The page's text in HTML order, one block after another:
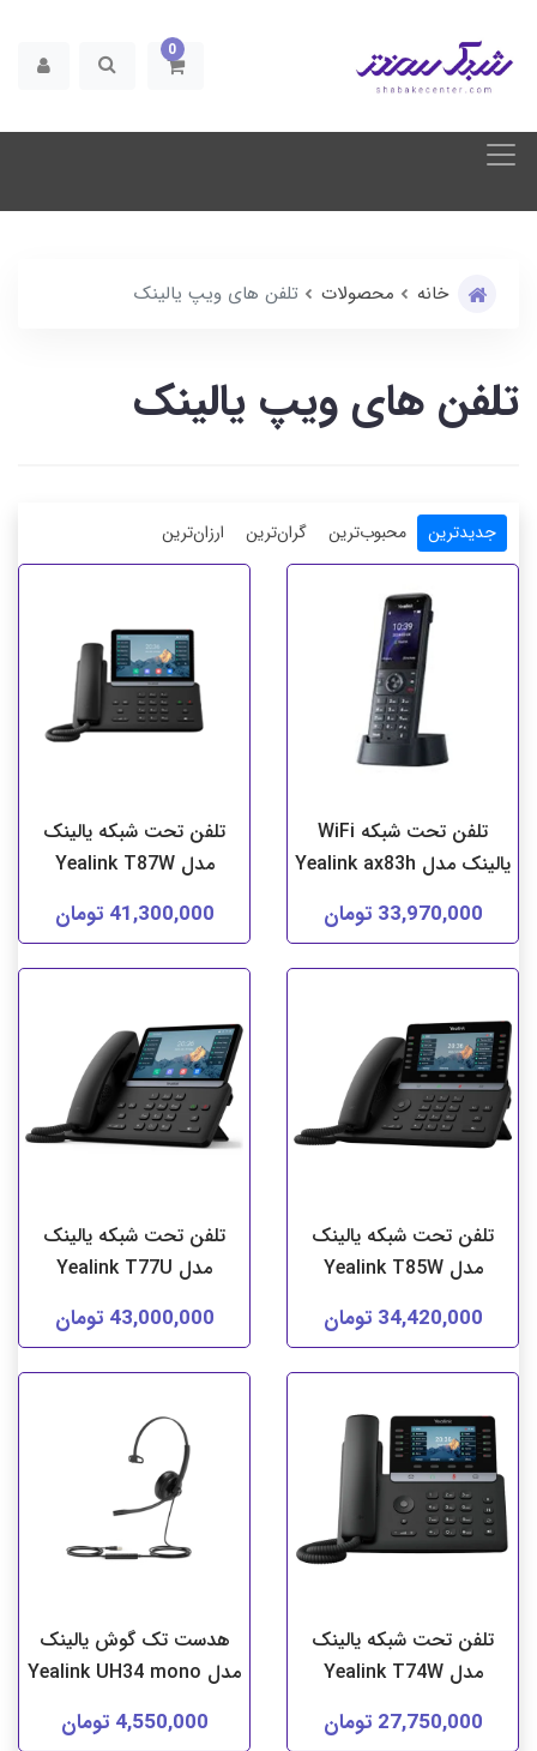
0
خانه محصولات تلفن های ویپ یالینک
تلفن های ویپ یالینک
جدیدترین محبوب‌ترین گران‌ترین ارزان‌ترین
تلفن تحت شبکه WiFi
یالینک مدل Yealink ax83h
33,970,000 تومان
تلفن تحت شبکه یالینک
مدل Yealink T87W
41,300,000 تومان
تلفن تحت شبکه یالینک
مدل Yealink T85W
34,420,000 تومان
تلفن تحت شبکه یالینک
مدل Yealink T77U
43,000,000 تومان
تلفن تحت شبکه یالینک
مدل Yealink T74W
27,750,000 تومان
هدست تک گوش یالینک
مدل Yealink UH34 mono
4,550,000 تومان